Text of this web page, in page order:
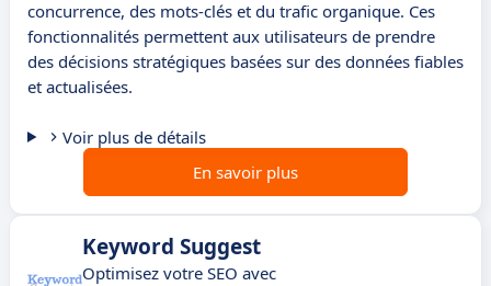
concurrence, des mots-clés et du trafic organique. Ces
fonctionnalités permettent aux utilisateurs de prendre
des décisions stratégiques basées sur des données fiables
et actualisées.
Voir plus de détails
En savoir plus
Keyword Suggest
Optimisez votre SEO avec